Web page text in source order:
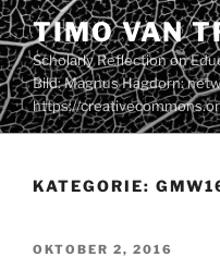
Zum
Inhalt
springen
TIMO VAN
Scholarly Reflection on
Bild: Magnus Hagdorn:
https://
KATEGORIE:
VERÖFFENTLICHT
OKTOBER 2, 2016